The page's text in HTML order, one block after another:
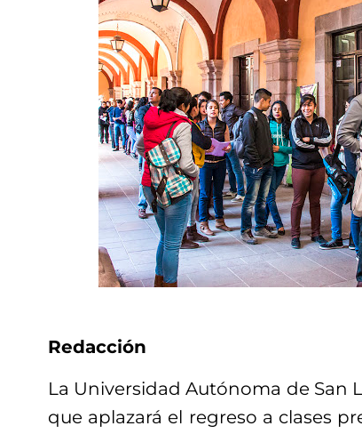
Redacción
La Universidad Autónoma de San
que aplazará el regreso a clases